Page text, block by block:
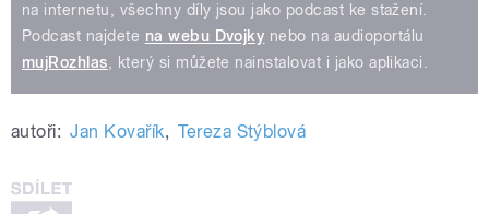
na internetu, všechny díly jsou jako podcast ke stažení.
Podcast najdete na webu Dvojky nebo na audioportálu
mujRozhlas, který si můžete nainstalovat i jako aplikaci.
autoři: Jan Kovařík, Tereza Stýblová